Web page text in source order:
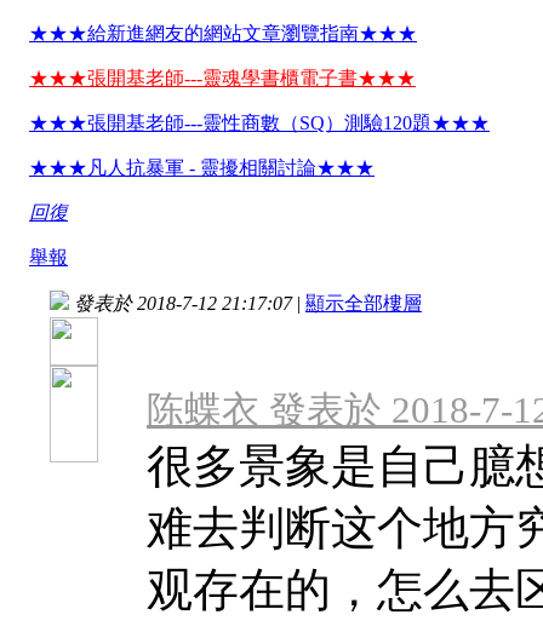
★★★給新進網友的網站文章瀏覽指南★★★
★★★張開基老師---靈魂學書櫃電子書★★★
★★★張開基老師---靈性商數（SQ）測驗120題★★★
★★★凡人抗暴軍 - 靈擾相關討論★★★
回復
舉報
發表於 2018-7-12 21:17:07 | 顯示全部樓層
陈蝶衣 發表於 2018-7-
很多景象是自己臆
难去判断这个地方
观存在的，怎么去